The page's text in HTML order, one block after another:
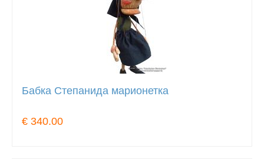
Бабка Степанида марионетка
€ 340.00